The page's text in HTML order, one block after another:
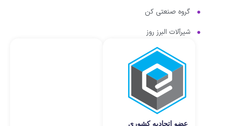
گروه صنعتی کن
شیرآلات البرز روز